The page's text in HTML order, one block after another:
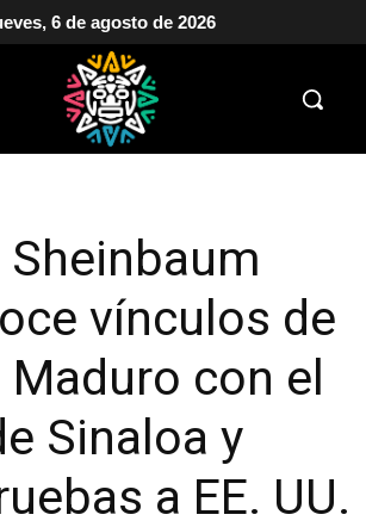
6 de agosto de 2026
Sheinbaum
vínculos de
con el
Sinaloa y
a EE. UU.